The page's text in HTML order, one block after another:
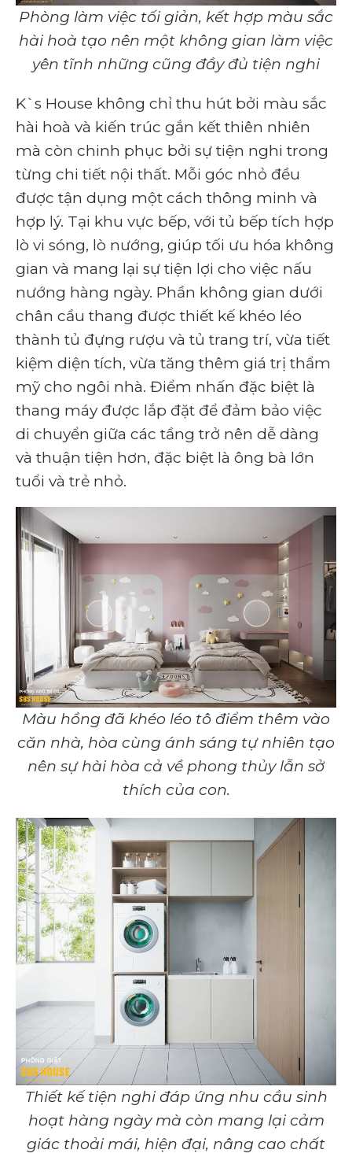
Phòng làm việc tối giản, kết hợp màu sắc
hài hoà tạo nên một không gian làm việc
yên tĩnh những cũng đầy đủ tiện nghi
K`s House không chỉ thu hút bởi màu sắc
hài hoà và kiến trúc gắn kết thiên nhiên
mà còn chinh phục bởi sự tiện nghi trong
từng chi tiết nội thất. Mỗi góc nhỏ đều
được tận dụng một cách thông minh và
hợp lý. Tại khu vực bếp, với tủ bếp tích hợp
lò vi sóng, lò nướng, giúp tối ưu hóa không
gian và mang lại sự tiện lợi cho việc nấu
nướng hàng ngày. Phần không gian dưới
chân cầu thang được thiết kế khéo léo
thành tủ đựng rượu và tủ trang trí, vừa tiết
kiệm diện tích, vừa tăng thêm giá trị thẩm
mỹ cho ngôi nhà. Điểm nhấn đặc biệt là
thang máy được lắp đặt để đảm bảo việc
di chuyển giữa các tầng trở nên dễ dàng
và thuận tiện hơn, đặc biệt là ông bà lớn
tuổi và trẻ nhỏ.
Màu hồng đã khéo léo tô điểm thêm vào
căn nhà, hòa cùng ánh sáng tự nhiên tạo
nên sự hài hòa cả về phong thủy lẫn sở
thích của con.
Thiết kế tiện nghi đáp ứng nhu cầu sinh
hoạt hàng ngày mà còn mang lại cảm
giác thoải mái, hiện đại, nâng cao chất